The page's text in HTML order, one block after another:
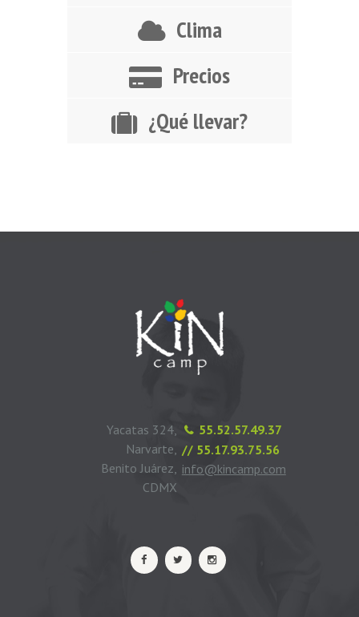
Clima
Precios
¿Qué llevar?
55.52.57.49.37
// 55.17.93.75.56
info@kincamp.com
Yacatas 324,
Narvarte,
Benito Juárez,
CDMX